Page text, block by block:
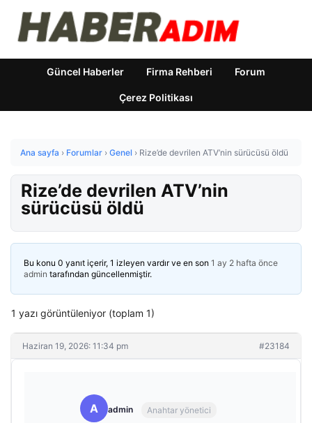
Güncel Haberler Firma Rehberi Forum
Çerez Politikası
Ana sayfa › Forumlar › Genel › Rize’de devrilen ATV’nin sürücüsü öldü
Rize’de devrilen ATV’nin
sürücüsü öldü
Bu konu 0 yanıt içerir, 1 izleyen vardır ve en son 1 ay 2 hafta önce
admin tarafından güncellenmiştir.
1 yazı görüntüleniyor (toplam 1)
Haziran 19, 2026: 11:34 pm #23184
A admin Anahtar yönetici